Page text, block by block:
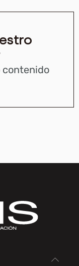
contenido